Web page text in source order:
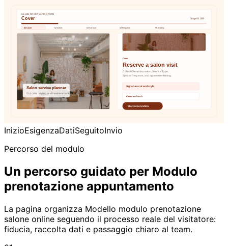
InizioEsigenzaDatiSeguitoInvio
Percorso del modulo
Un percorso guidato per Modulo
prenotazione appuntamento
La pagina organizza Modello modulo prenotazione
salone online seguendo il processo reale del visitatore:
fiducia, raccolta dati e passaggio chiaro al team.